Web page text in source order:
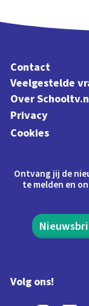
Contact
Veelgestelde
Over
Privacy
Cookies
Ontvang jij de
te melden en
Volg ons!